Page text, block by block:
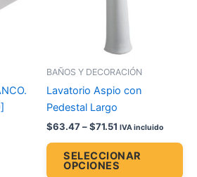
BAÑOS Y DECORACIÓN
Lavatorio Aspio con
Pedestal Largo
$63.47–$71.51 IVA incluido
SELECCIONAR
OPCIONES
de